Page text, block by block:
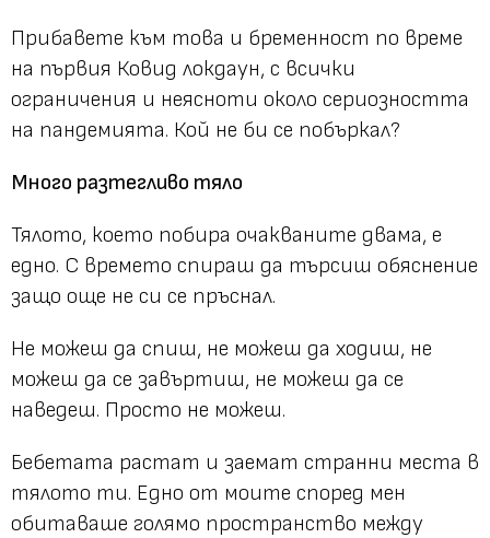
Прибавете към това и бременност по време
на първия Ковид локдаун, с всички
ограничения и неясноти около сериозността
на пандемията. Кой не би се побъркал?
Много разтегливо тяло
Тялото, което побира очакваните двама, е
едно. С времето спираш да търсиш обяснение
защо още не си се пръснал.
Не можеш да спиш, не можеш да ходиш, не
можеш да се завъртиш, не можеш да се
наведеш. Просто не можеш.
Бебетата растат и заемат странни места в
тялото ти. Едно от моите според мен
обитаваше голямо пространство между